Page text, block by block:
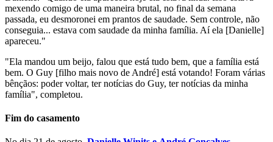
mexendo comigo de uma maneira brutal, no final da semana
passada, eu desmoronei em prantos de saudade. Sem controle, não
conseguia... estava com saudade da minha família. Aí ela [Danielle]
apareceu."
"Ela mandou um beijo, falou que está tudo bem, que a família está
bem. O Guy [filho mais novo de André] está votando! Foram várias
bênçãos: poder voltar, ter notícias do Guy, ter notícias da minha
família", completou.
Fim do casamento